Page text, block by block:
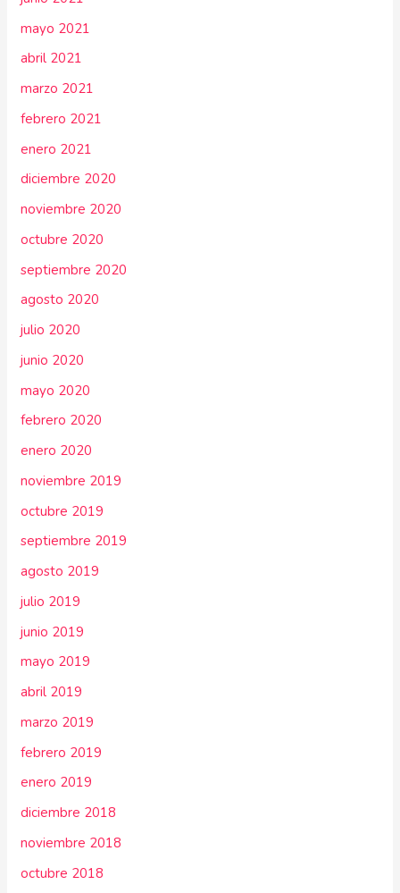
mayo 2021
abril 2021
marzo 2021
febrero 2021
enero 2021
diciembre 2020
noviembre 2020
octubre 2020
septiembre 2020
agosto 2020
julio 2020
junio 2020
mayo 2020
febrero 2020
enero 2020
noviembre 2019
octubre 2019
septiembre 2019
agosto 2019
julio 2019
junio 2019
mayo 2019
abril 2019
marzo 2019
febrero 2019
enero 2019
diciembre 2018
noviembre 2018
octubre 2018